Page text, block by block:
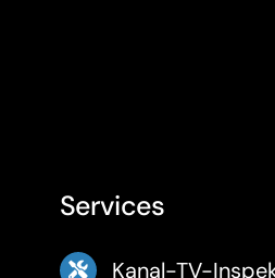
Services
Kanal-TV-